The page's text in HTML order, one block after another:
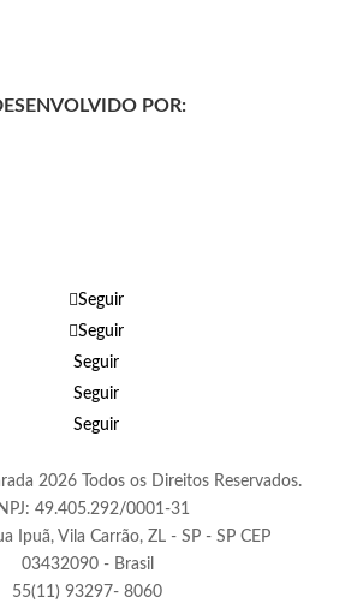
POR:
Seguir
Seguir
Seguir
Seguir
Seguir
2026 Todos os Direitos Reservados.
49.405.292/0001-31
Ipuã, Vila Carrão, ZL - SP - SP CEP
03432090 - Brasil
55(11) 93297- 8060